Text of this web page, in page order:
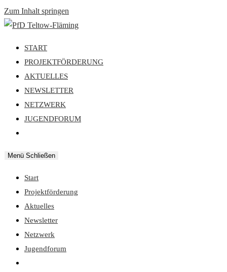
Zum Inhalt springen
START
PROJEKTFÖRDERUNG
AKTUELLES
NEWSLETTER
NETZWERK
JUGENDFORUM
Menü Schließen
Start
Projektförderung
Aktuelles
Newsletter
Netzwerk
Jugendforum